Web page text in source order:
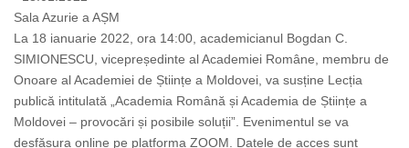
Sala Azurie a AȘM
La 18 ianuarie 2022, ora 14:00, academicianul Bogdan C.
SIMIONESCU, vicepreședinte al Academiei Române, membru de
Onoare al Academiei de Științe a Moldovei, va susține Lecția
publică intitulată „Academia Română și Academia de Științe a
Moldovei – provocări și posibile soluții”. Evenimentul se va
desfășura online pe platforma ZOOM. Datele de acces sunt